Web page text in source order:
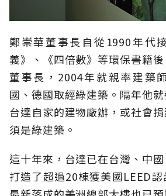
鄭崇華董事長自從1990年代
義》、《四倍數》等環保書籍
董事長，2004年就親率建築
國、德國取經綠建築。隔年他
台達自家的建物廠辦，或社會
須是綠建築。
這十年來，台達已在台灣、中
打造了超過20棟獲美國LEED